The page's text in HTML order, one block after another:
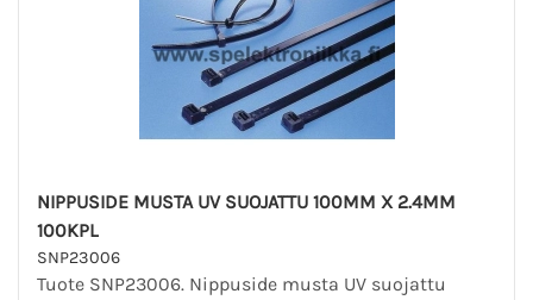
NIPPUSIDE MUSTA UV SUOJATTU 100MM X 2.4MM
100KPL
SNP23006
Tuote SNP23006. Nippuside musta UV suojattu